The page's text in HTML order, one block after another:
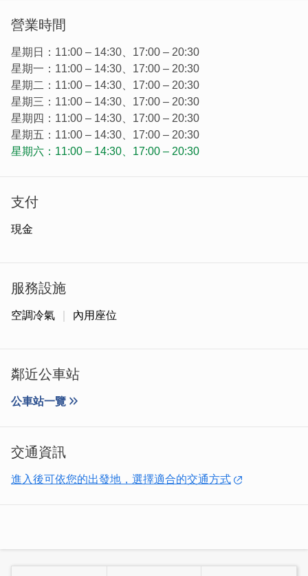
營業時間
星期日：11:00 – 14:30、17:00 – 20:30
星期一：11:00 – 14:30、17:00 – 20:30
星期二：11:00 – 14:30、17:00 – 20:30
星期三：11:00 – 14:30、17:00 – 20:30
星期四：11:00 – 14:30、17:00 – 20:30
星期五：11:00 – 14:30、17:00 – 20:30
星期六：11:00 – 14:30、17:00 – 20:30
支付
現金
服務設施
空調冷氣 內用座位
鄰近公車站
公車站一覽
交通資訊
進入後可依您的出發地，選擇適合的交通方式